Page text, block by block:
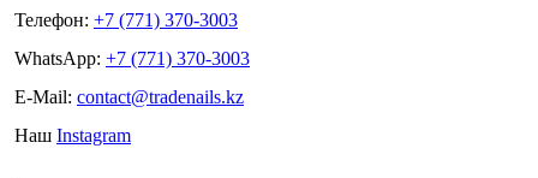
Телефон: +7 (771) 370-3003
WhatsApp: +7 (771) 370-3003
E-Mail: contact@tradenails.kz
Наш Instagram